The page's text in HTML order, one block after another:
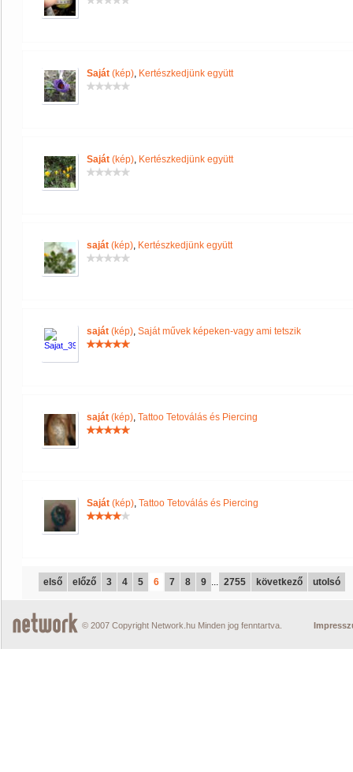
Saját (kép), Kertészkedjünk együtt
Saját (kép), Kertészkedjünk együtt
saját (kép), Kertészkedjünk együtt
saját (kép), Saját művek képeken-vagy ami tetszik
saját (kép), Tattoo Tetoválás és Piercing
Saját (kép), Tattoo Tetoválás és Piercing
első előző 3 4 5 6 7 8 9 ... 2755 következő utolsó
© 2007 Copyright Network.hu Minden jog fenntartva.